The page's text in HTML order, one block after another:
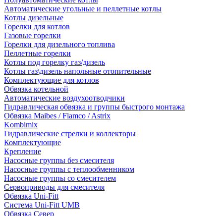
Автоматические угольные и пеллетные котлы
Котлы дизельные
Горелки для котлов
Газовые горелки
Горелки для дизельного топлива
Пеллетные горелки
Котлы под горелку газ/дизель
Котлы газ\дизель напольные отопительные
Комплектующие для котлов
Обвязка котельной
Автоматические воздухоотводчики
Гидравлическая обвязка и группы быстрого монтажа
Обвязка Maibes / Flamco / Astrix
Kombimix
Гидравлические стрелки и коллекторы
Комплектующие
Крепление
Насосные группы без смесителя
Насосные группы с теплообменником
Насосные группы со смесителем
Сервоприводы для смесителя
Обвязка Uni-Fitt
Система Uni-Fitt UMB
Обвязка Север